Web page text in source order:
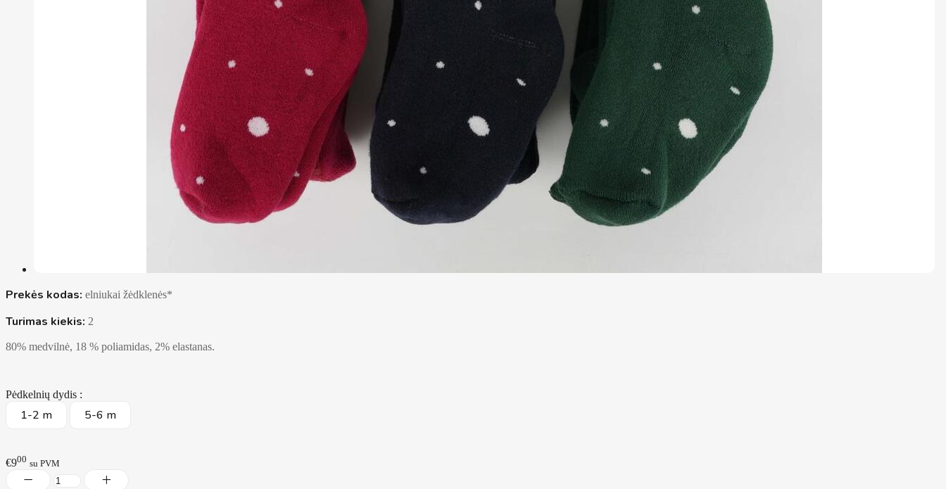
Prekės kodas: elniukai žėdklenės*
Turimas kiekis: 2
80% medvilnė, 18 % poliamidas, 2% elastanas.
Pėdkelnių dydis :
1-2 m 5-6 m
€900 su PVM